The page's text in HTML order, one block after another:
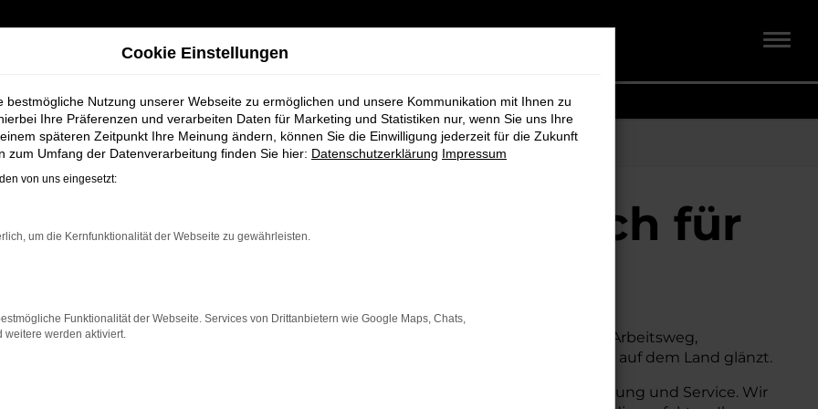
für Nordenham
bei Schmidt + Koch für
die ein zuverlässiges und modernes Fahrzeug suchen. Ob für den täglichen Arbeitsweg,
bietet Komfort, Effizienz und modernes Design, das sowohl in der Stadt als auch auf dem Land glänzt.
Ihnen neben einer breiten Auswahl an Škoda Fahrzeugen auch umfassende Beratung und Service. Wir
Cookie Einstellungen
bestmögliche Nutzung unserer Webseite zu ermöglichen und unsere Kommunikation mit Ihnen zu
Ihre Präferenzen und verarbeiten Daten für Marketing und Statistiken nur, wenn Sie uns Ihre
späteren Zeitpunkt Ihre Meinung ändern, können Sie die Einwilligung jederzeit für die Zukunft
zum Umfang der Datenverarbeitung finden Sie hier: Datenschutzerklärung Impressum
von uns eingesetzt:
um die Kernfunktionalität der Webseite zu gewährleisten.
Funktionalität der Webseite. Services von Drittanbietern wie Google Maps, Chats,
weitere werden aktiviert.